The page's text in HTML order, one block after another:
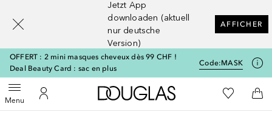
Jetzt App
downloaden (aktuell
nur deutsche
Version)
AFFICHER
OFFERT : 2 mini masques cheveux dès 99 CHF !
Deal Beauty Card : sac en plus
Code:MASK
MenuOuvrir le menuVers Mon Compte
Vers l'accueil Douglas
Vers Ma
Retourner
Exécuter la recherche
[navigation.slideout.screenreader]